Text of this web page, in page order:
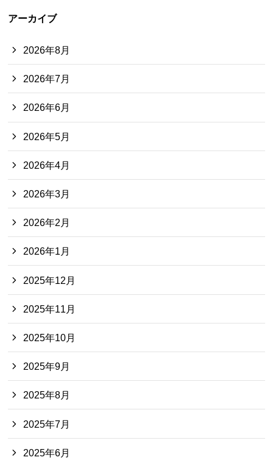
アーカイブ
2026年8月
2026年7月
2026年6月
2026年5月
2026年4月
2026年3月
2026年2月
2026年1月
2025年12月
2025年11月
2025年10月
2025年9月
2025年8月
2025年7月
2025年6月